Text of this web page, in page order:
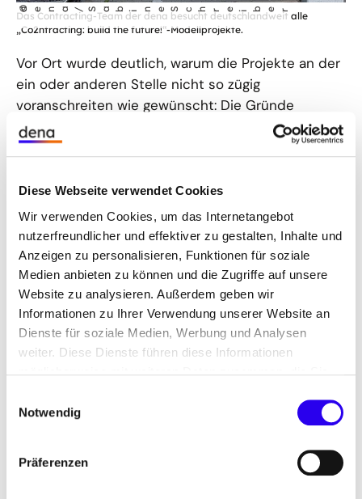
Diese Webseite verwendet Cookies
Wir verwenden Cookies, um das Internetangebot
nutzerfreundlicher und effektiver zu gestalten, Inhalte und
Anzeigen zu personalisieren, Funktionen für soziale
Medien anbieten zu können und die Zugriffe auf unsere
Website zu analysieren. Außerdem geben wir
Informationen zu Ihrer Verwendung unserer Website an
Dienste für soziale Medien, Werbung und Analysen
weiter. Diese Dienste führen diese Informationen
Nutzung der Dienste gesammelt haben.
Notwendig
Präferenzen
öffnet
Bild
einer
vergrößerten
Darstellung
©
dena/Sab i
ne Schre i ber
Das Contracting-Team der dena besucht deutschlandweit alle
„Co2ntracting: build the future!“-Modellprojekte.
Vor Ort wurde deutlich, warum die Projekte an der
ein oder anderen Stelle nicht so zügig
voranschreiten wie gewünscht: Die Gründe
reichen von der zu dünnen Personaldecke über zu
viele dringende andere Aufgaben bis hin zu
Liegenschaften und damit zusammenhängenden
Investitionen. Auch einige Befürchtungen wie der
Kontrollverlust durch große überregionale
Contractoren oder mangelnde Flexibilität bei solch
langfristigen Verträgen kamen zur Sprache.
Themen, die sich durch alle Gespräche zogen,
waren die anhaltenden Krisen: Corona,
Energiekrise, Explosion bei Beschaffungskosten,
Seite der wachsende Druck auf die Kommunen,